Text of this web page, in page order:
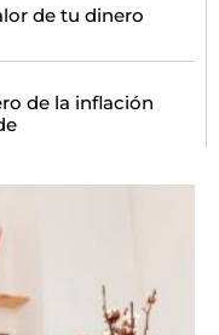
de tu dinero
de la inflación